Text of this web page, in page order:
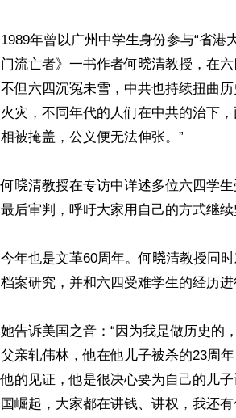
1989年曾以广州中学生身份参与“省
门流亡者》一书作者何𣇈清教授，在
不但六四沉冤未雪，中共也持续扭曲
火灾，不同年代的人们在中共的治下
相被掩盖，公义便无法伸张。”
何𣇈清教授在专访中详述多位六四学
最后审判，呼吁大家用自己的方式继
今年也是文革60周年。何𣇈清教授同
档案研究，并和六四受难学生的经历进
她告诉美国之音：“因为我是做历史的
父亲轧伟林，他在他儿子被杀的23周
他的见证，他是很决心要为自己的儿
国崛起，大家都在讲钱、讲权，我还